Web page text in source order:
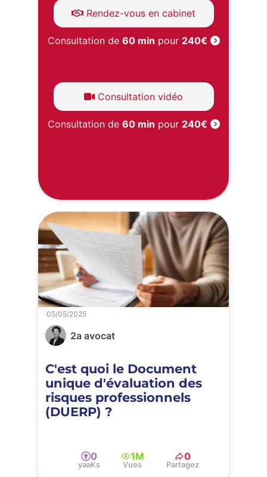
Rendez-vous en cabinet
Consultation de 60 min pour 240€
Consultation vidéo
Consultation de 60 min pour 240€
2a avocat
C'est quoi le Document
unique d'évaluation des
risques professionnels
(DUERP) ?
05/05/2025
0
yaaKs
1M
Vues
0
Partagez